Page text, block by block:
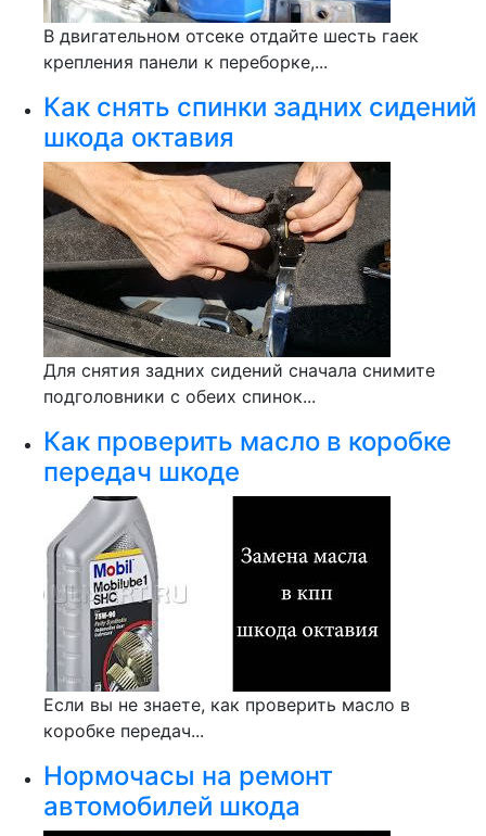
В двигательном отсеке отдайте шесть гаек
крепления панели к переборке,...
Как снять спинки задних сидений
шкода октавия
Для снятия задних сидений сначала снимите
подголовники с обеих спинок...
Как проверить масло в коробке
передач шкоде
Если вы не знаете, как проверить масло в
коробке передач...
Нормочасы на ремонт
автомобилей шкода